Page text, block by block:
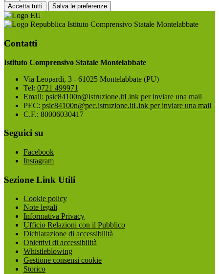
Accetta tutti Salva le preferenze
Istituto Comprensivo Statale Montelabbate
Contatti
Istituto Comprensivo Statale Montelabbate
Via Leopardi, 3 - 61025 Montelabbate (PU)
Tel: 0721 499971
Email: psic84100n@istruzione.itLink per inviare una mail
PEC: psic84100n@pec.istruzione.itLink per inviare una mail
C.F.: 80006030417
Seguici su
Facebook
Instagram
Sezione Link Utili
Cookie policy
Note legali
Informativa Privacy
Ufficio Relazioni con il Pubblico
Dichiarazione di accessibilità
Obiettivi di accessibilità
Whistleblowing
Gestione consensi cookie
Storico